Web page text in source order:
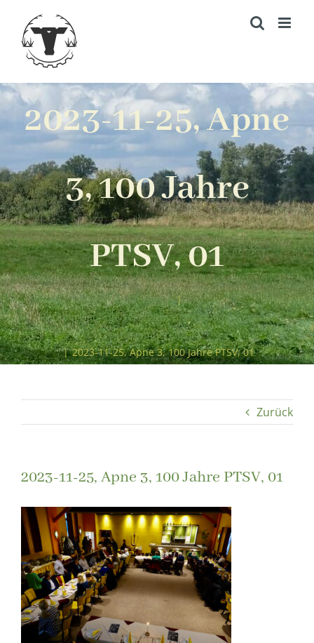
Inhalt
springen
2023-11-25, Apne
3, 100 Jahre
PTSV, 01
Startseite |
Rückblick auf die Feier zum PTSV-Jubiläum am 25.
November 2023
| 2023-11-25, Apne 3, 100 Jahre PTSV, 01
Zurück
2023-11-25, Apne 3, 100 Jahre PTSV, 01